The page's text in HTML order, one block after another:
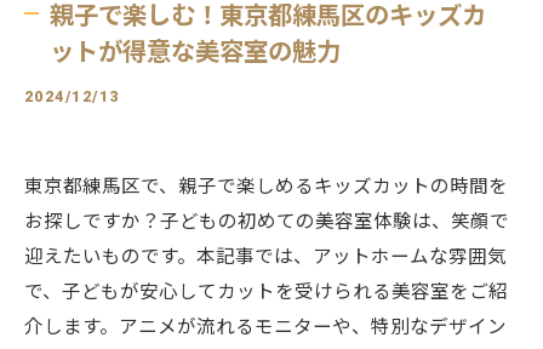
親子で楽しむ！東京都練馬区のキッズカ
ットが得意な美容室の魅力
2024/12/13
東京都練馬区で、親子で楽しめるキッズカットの時間を
お探しですか？子どもの初めての美容室体験は、笑顔で
迎えたいものです。本記事では、アットホームな雰囲気
で、子どもが安心してカットを受けられる美容室をご紹
介します。アニメが流れるモニターや、特別なデザイン